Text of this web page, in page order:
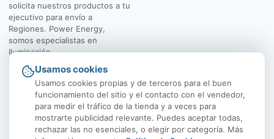
solicita nuestros productos a tu
ejecutivo para envío a
Regiones. Power Energy,
somos especialistas en
Iluminación.
El Rosal 4547, Huechuraba
Usamos cookies
Usamos cookies propias y de terceros para el buen
funcionamiento del sitio y el contacto con el vendedor,
para medir el tráfico de la tienda y a veces para
mostrarte publicidad relevante. Puedes aceptar todas,
rechazar las no esenciales, o elegir por categoría. Más